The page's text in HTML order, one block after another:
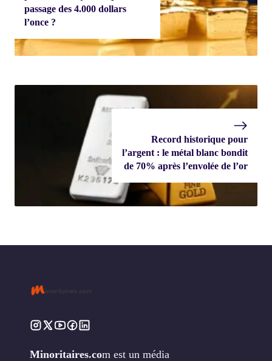
passage des 4.000 dollars
l’once ?
Record historique pour
l’argent : le métal blanc bondit
de 70% après l’envolée de l’or
Minoritaires.com est un média